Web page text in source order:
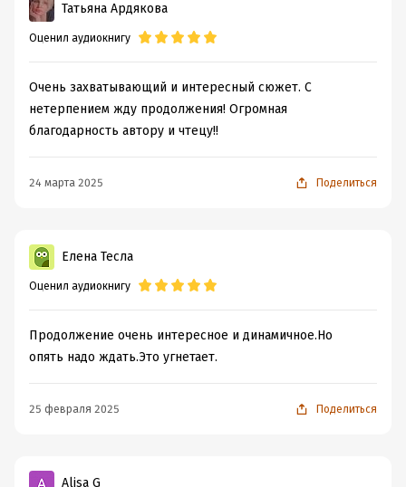
Татьяна Ардякова
Оценил аудиокнигу
Очень захватывающий и интересный сюжет. С
нетерпением жду продолжения! Огромная
благодарность автору и чтецу!!
24 марта 2025 Поделиться
Елена Тесла
Оценил аудиокнигу
Продолжение очень интересное и динамичное.Но
опять надо ждать.Это угнетает.
25 февраля 2025 Поделиться
Alisa G